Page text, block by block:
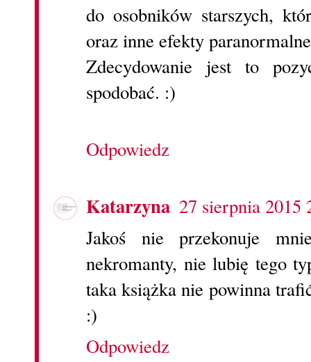
do osobników starszych,
oraz inne efekty
Zdecydowanie jest to
spodobać. :)
Odpowiedz
Katarzyna 27 sierpnia 2015
Jakoś nie przekonuje
nekromanty, nie lubię tego
taka książka nie powinna
:)
Odpowiedz